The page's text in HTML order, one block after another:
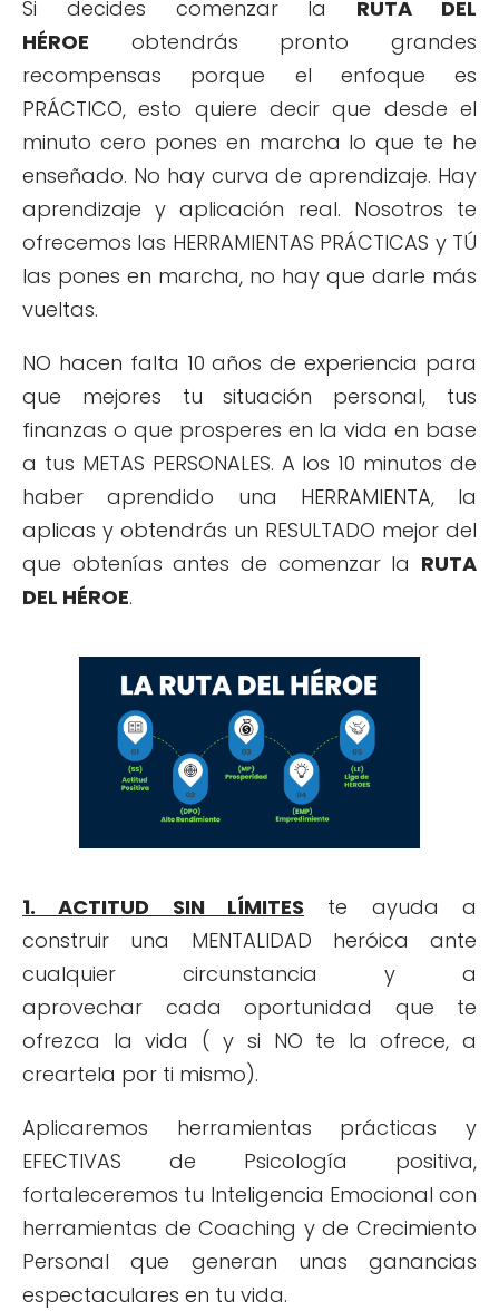
Si decides comenzar la RUTA DEL
HÉROE obtendrás pronto grandes
recompensas porque el enfoque es
PRÁCTICO, esto quiere decir que desde el
minuto cero pones en marcha lo que te he
enseñado. No hay curva de aprendizaje. Hay
aprendizaje y aplicación real. Nosotros te
ofrecemos las HERRAMIENTAS PRÁCTICAS y TÚ
las pones en marcha, no hay que darle más
vueltas.
NO hacen falta 10 años de experiencia para
que mejores tu situación personal, tus
finanzas o que prosperes en la vida en base
a tus METAS PERSONALES. A los 10 minutos de
haber aprendido una HERRAMIENTA, la
aplicas y obtendrás un RESULTADO mejor del
que obtenías antes de comenzar la RUTA
DEL HÉROE.
1. ACTITUD SIN LÍMITES te ayuda a
construir una MENTALIDAD heróica ante
cualquier circunstancia y a
aprovechar cada oportunidad que te
ofrezca la vida ( y si NO te la ofrece, a
creartela por ti mismo).
Aplicaremos herramientas prácticas y
EFECTIVAS de Psicología positiva,
fortaleceremos tu Inteligencia Emocional con
herramientas de Coaching y de Crecimiento
Personal que generan unas ganancias
espectaculares en tu vida.